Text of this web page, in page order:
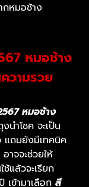
กหมอช้าง
หมอช้าง
วามรวย
หมอช้าง
นำโชค จะเป็น
แถมยังมีเทคนิค
าจจะช่วยให้
แล้วจะเรียก
เข้ามาเลือก สี